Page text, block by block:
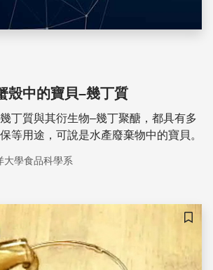
殼中的寶貝–幾丁質
丁質與其衍生物–幾丁聚醣，都具有多
等用途，可說是水產廢棄物中的寶貝。
大學食品科學系
儲存